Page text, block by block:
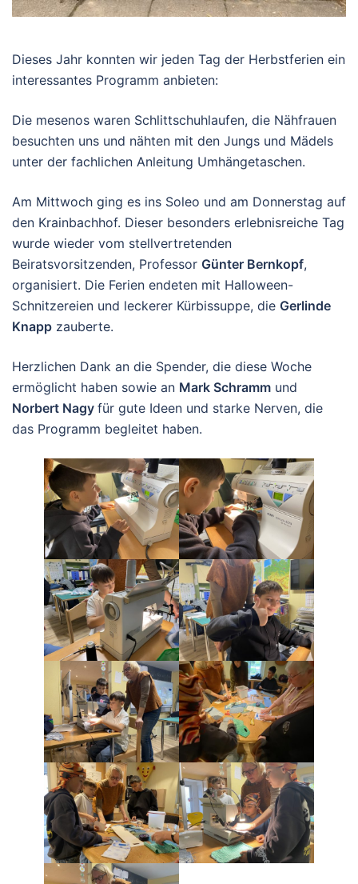
Dieses Jahr konnten wir jeden Tag der Herbstferien ein
interessantes Programm anbieten:
Die mesenos waren Schlittschuhlaufen, die Nähfrauen
besuchten uns und nähten mit den Jungs und Mädels
unter der fachlichen Anleitung Umhängetaschen.
Am Mittwoch ging es ins Soleo und am Donnerstag auf
den Krainbachhof. Dieser besonders erlebnisreiche Tag
wurde wieder vom stellvertretenden
Beiratsvorsitzenden, Professor Günter Bernkopf,
organisiert. Die Ferien endeten mit Halloween-
Schnitzereien und leckerer Kürbissuppe, die Gerlinde
Knapp zauberte.
Herzlichen Dank an die Spender, die diese Woche
ermöglicht haben sowie an Mark Schramm und
Norbert Nagy für gute Ideen und starke Nerven, die
das Programm begleitet haben.